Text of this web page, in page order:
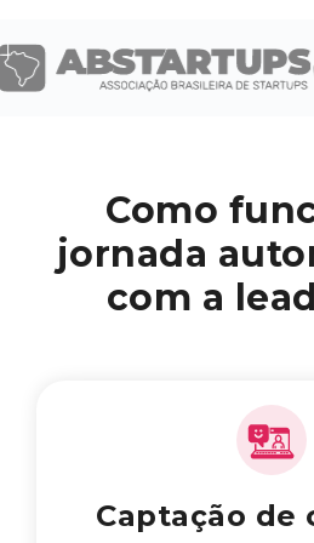
Como
jornada
com a
Captação de